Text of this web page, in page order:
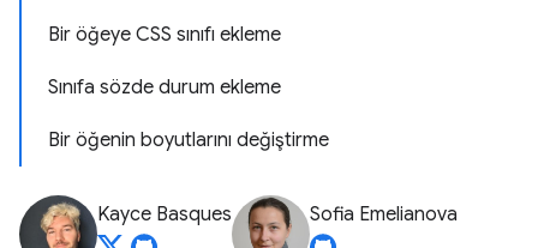
Bir öğeye CSS sınıfı ekleme
Sınıfa sözde durum ekleme
Bir öğenin boyutlarını değiştirme
Kayce Basques Sofia Emelianova